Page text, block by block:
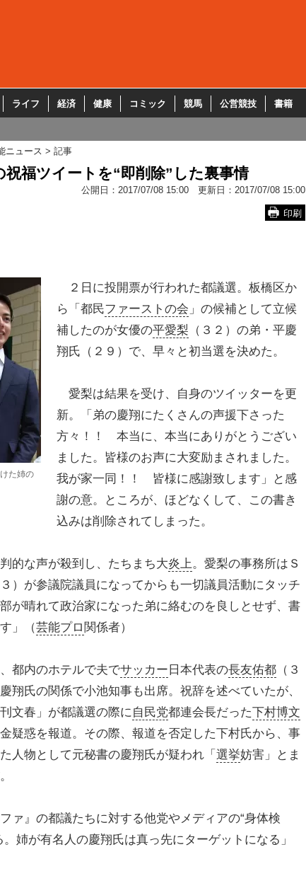
ライフ 経済 健康 コミック 競馬 公営競技 書籍
ニュース 記事
祝福ツイートを“即削除”した裏事情
公開日： 2017/07/08 15:00 更新日： 2017/07/08 15:00
印刷
た姉の
２日に投開票が行われた都議選。板橋区か
ら「都民ファーストの会 」の候補として立候
補したのが女優の平愛梨 （３２）の弟・平慶
翔氏（２９）で、早々と初当選を決めた。
愛梨は結果を受け、自身のツイッターを更
新。「弟の慶翔にたくさんの声援下さった
方々！！ 本当に、本当にありがとうござい
ました。皆様のお声に大変励まされました。
我が家一同！！ 皆様に感謝致します」と感
謝の意。ところが、ほどなくして、この書き
込みは削除されてしまった。
的な声が殺到し、たちまち大炎上。愛梨の事務所はＳ
３）が参議院議員になってからも一切議員活動にタッチ
が晴れて政治家になった弟に絡むのを良しとせず、書
」（芸能プロ 関係者）
都内のホテルで夫でサッカー 日本代表の長友佑都 （３
翔氏の関係で小池知事も出席。祝辞を述べていたが、
文春」が都議選の際に自民党都連会長だった下村博文
疑惑を報道。その際、報道を否定した下村氏から、事
人物として元秘書の慶翔氏が疑われ「 選挙妨害」とま
ァ』の都議たちに対する他党やメディアの“身体検
姉が有名人の慶翔氏は真っ先にターゲットになる」